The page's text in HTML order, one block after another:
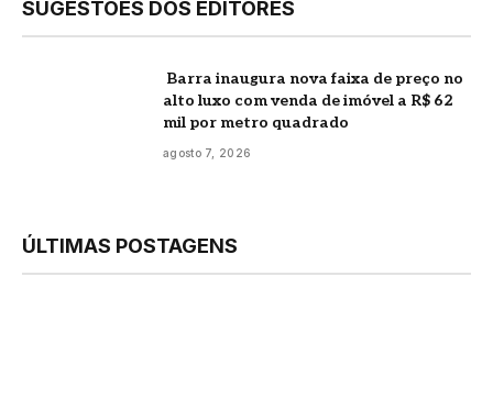
SUGESTÕES DOS EDITORES
Barra inaugura nova faixa de preço no
alto luxo com venda de imóvel a R$ 62
mil por metro quadrado
agosto 7, 2026
ÚLTIMAS POSTAGENS